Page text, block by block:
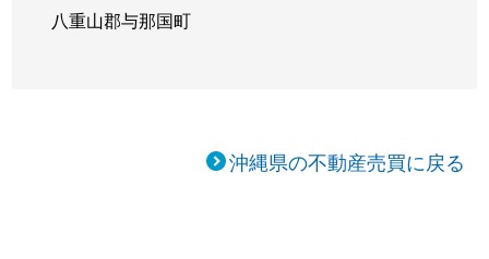
八重山郡与那国町
沖縄県の不動産売買に戻る